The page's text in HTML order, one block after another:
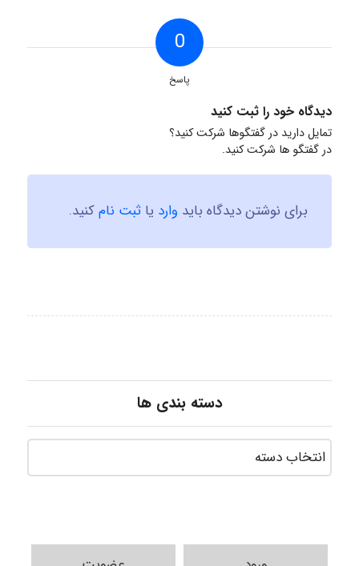
0
پاسخ
دیدگاه خود را ثبت کنید
تمایل دارید در گفتگوها شرکت کنید؟
در گفتگو ها شرکت کنید.
برای نوشتن دیدگاه باید وارد یا ثبت نامکنید.
دسته بندی ها